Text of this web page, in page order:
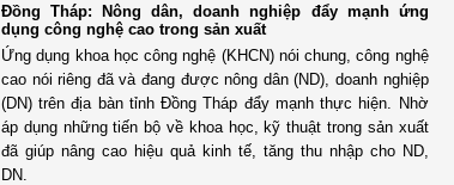
Đồng Tháp: Nông dân, doanh nghiệp đẩy mạnh ứng
dụng công nghệ cao trong sản xuất
Ứng dụng khoa học công nghệ (KHCN) nói chung, công nghệ
cao nói riêng đã và đang được nông dân (ND), doanh nghiệp
(DN) trên địa bàn tỉnh Đồng Tháp đẩy mạnh thực hiện. Nhờ
áp dụng những tiến bộ về khoa học, kỹ thuật trong sản xuất
đã giúp nâng cao hiệu quả kinh tế, tăng thu nhập cho ND,
DN.